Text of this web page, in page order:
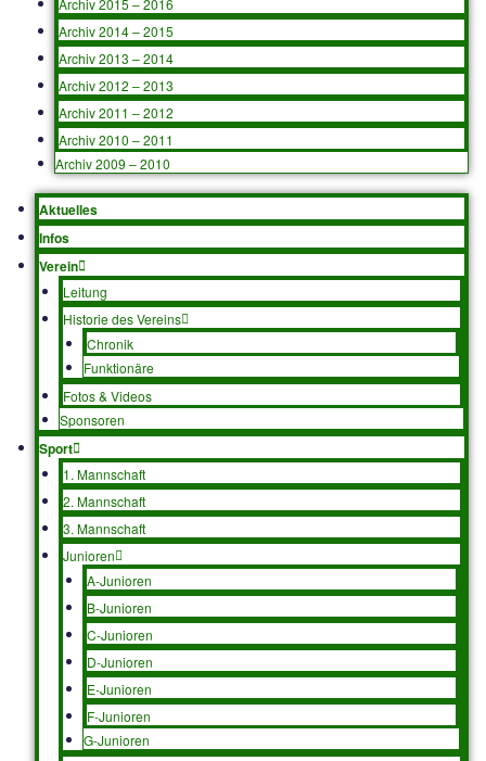
Archiv 2024 – 2025
Archiv 2023 – 2024
Archiv 2022 – 2023
Archiv 2021 – 2022
Archiv 2019 – 2020
Archiv 2018 – 2019
Archiv 2017 – 2018
Archiv 2016 – 2017
Archiv 2015 – 2016
Archiv 2014 – 2015
Archiv 2013 – 2014
Archiv 2012 – 2013
Archiv 2011 – 2012
Archiv 2010 – 2011
Archiv 2009 – 2010
Aktuelles
Infos
Verein
Leitung
Historie des Vereins
Chronik
Funktionäre